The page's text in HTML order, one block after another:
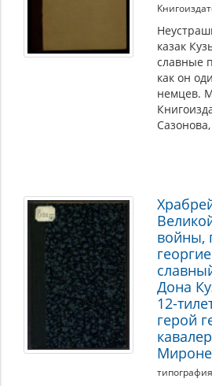
казак
славные
как он
немцев.
войны,
Дона
12-
герой